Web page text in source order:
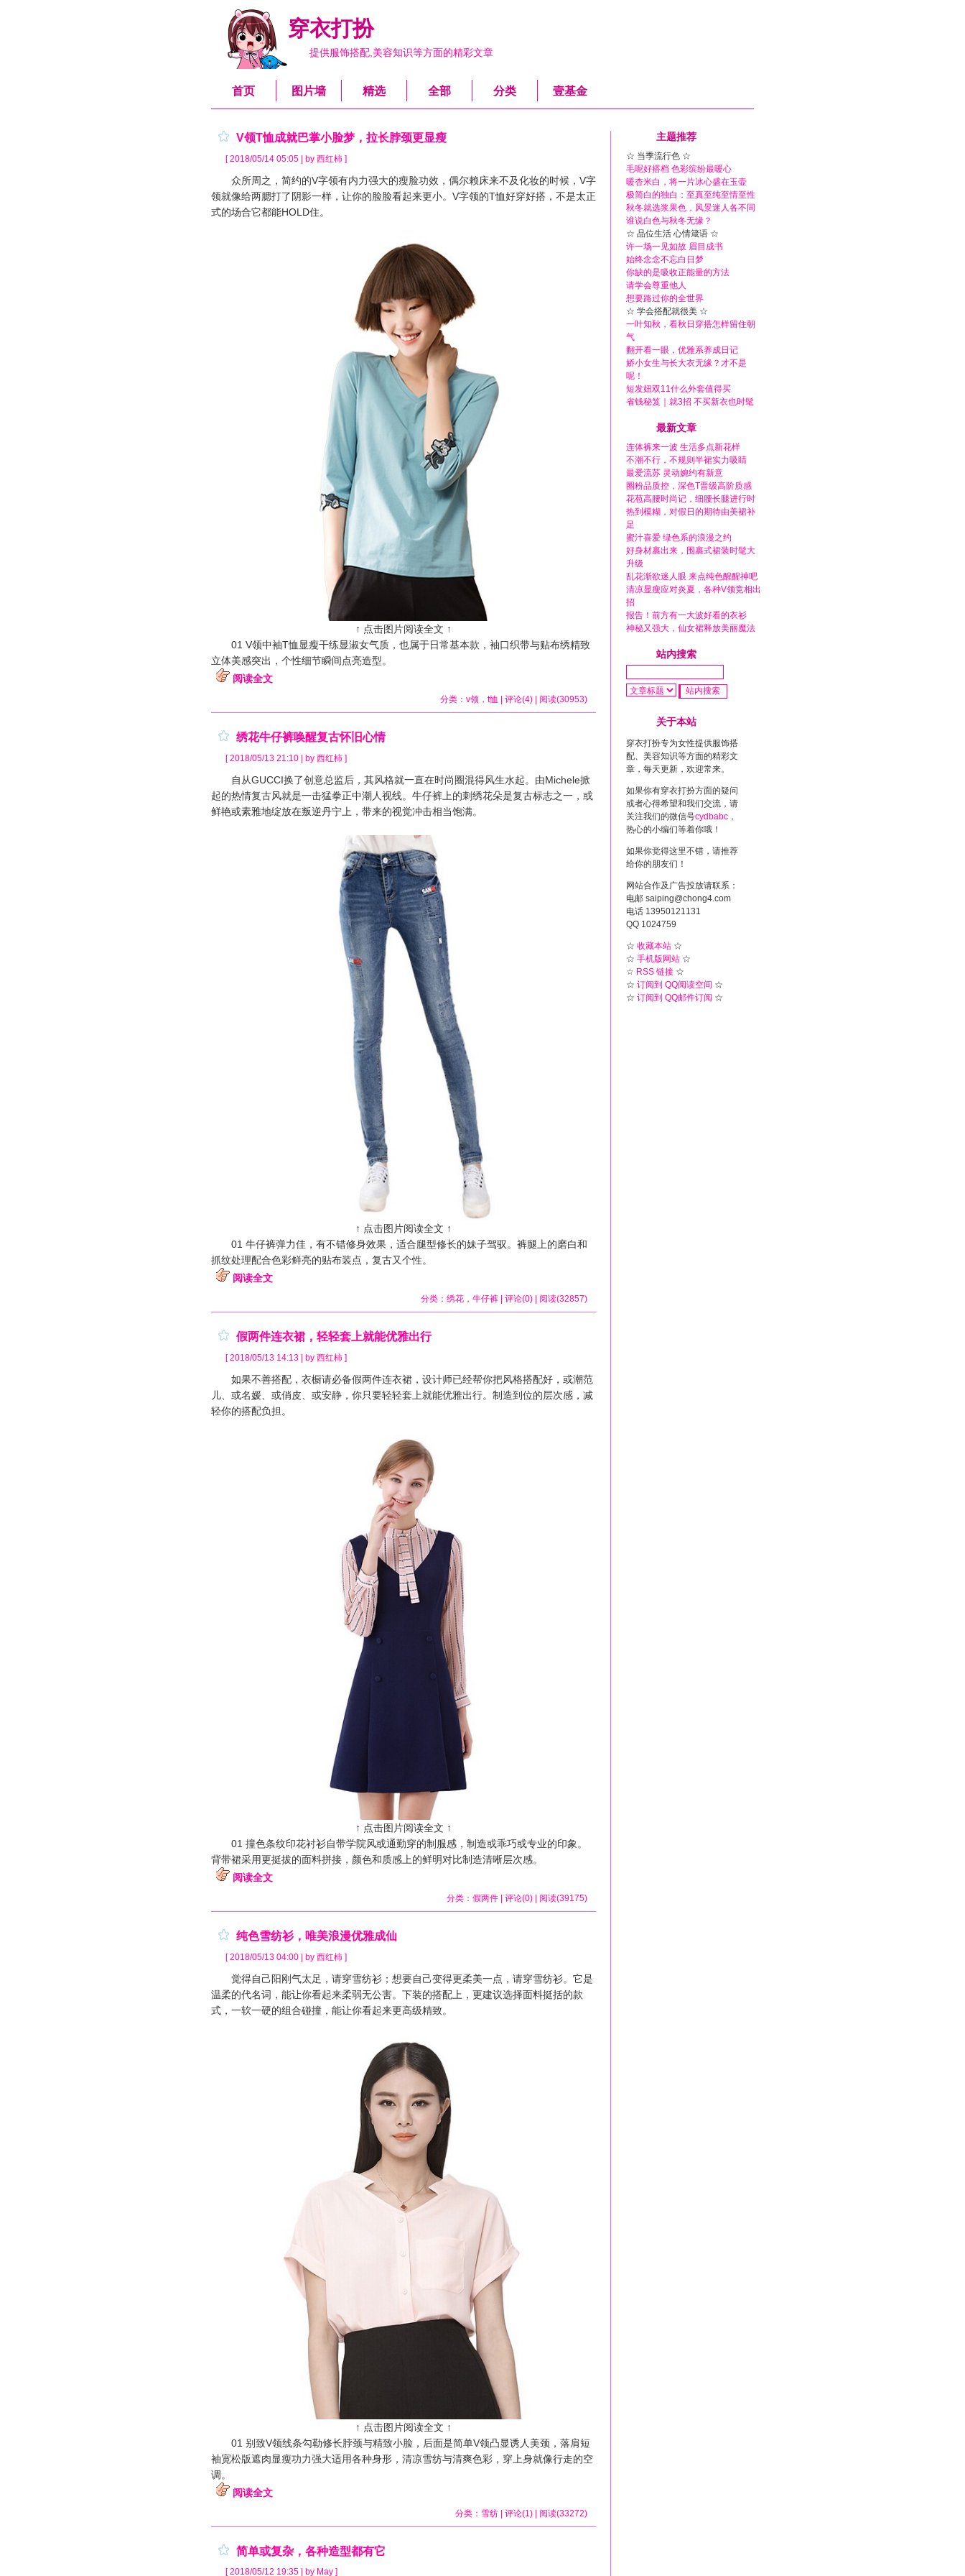
穿衣打扮
提供服饰搭配,美容知识等方面的精彩文章
首页 图片墙 精选 全部 分类 壹基金
V领T恤成就巴掌小脸梦，拉长脖颈更显瘦
[ 2018/05/14 05:05 | by 西红柿 ]
众所周之，简约的V字领有内力强大的瘦脸功效，偶尔赖床来不及化妆的时候，V字
领就像给两腮打了阴影一样，让你的脸脸看起来更小。V字领的T恤好穿好搭，不是太正
式的场合它都能HOLD住。
↑ 点击图片阅读全文 ↑
01 V领中袖T恤显瘦干练显淑女气质，也属于日常基本款，袖口织带与贴布绣精致
立体美感突出，个性细节瞬间点亮造型。
阅读全文
分类： v领 ， t恤 | 评论(4) | 阅读(30953)
绣花牛仔裤唤醒复古怀旧心情
[ 2018/05/13 21:10 | by 西红柿 ]
自从GUCCI换了创意总监后，其风格就一直在时尚圈混得风生水起。由Michele掀
起的热情复古风就是一击猛拳正中潮人视线。牛仔裤上的刺绣花朵是复古标志之一，或
鲜艳或素雅地绽放在叛逆丹宁上，带来的视觉冲击相当饱满。
↑ 点击图片阅读全文 ↑
01 牛仔裤弹力佳，有不错修身效果，适合腿型修长的妹子驾驭。裤腿上的磨白和
抓纹处理配合色彩鲜亮的贴布装点，复古又个性。
阅读全文
分类： 绣花 ， 牛仔裤 | 评论(0) | 阅读(32857)
假两件连衣裙，轻轻套上就能优雅出行
[ 2018/05/13 14:13 | by 西红柿 ]
如果不善搭配，衣橱请必备假两件连衣裙，设计师已经帮你把风格搭配好，或潮范
儿、或名媛、或俏皮、或安静，你只要轻轻套上就能优雅出行。制造到位的层次感，减
轻你的搭配负担。
↑ 点击图片阅读全文 ↑
01 撞色条纹印花衬衫自带学院风或通勤穿的制服感，制造或乖巧或专业的印象。
背带裙采用更挺拔的面料拼接，颜色和质感上的鲜明对比制造清晰层次感。
阅读全文
分类： 假两件 | 评论(0) | 阅读(39175)
纯色雪纺衫，唯美浪漫优雅成仙
[ 2018/05/13 04:00 | by 西红柿 ]
觉得自己阳刚气太足，请穿雪纺衫；想要自己变得更柔美一点，请穿雪纺衫。它是
温柔的代名词，能让你看起来柔弱无公害。下装的搭配上，更建议选择面料挺括的款
式，一软一硬的组合碰撞，能让你看起来更高级精致。
↑ 点击图片阅读全文 ↑
01 别致V领线条勾勒修长脖颈与精致小脸，后面是简单V领凸显诱人美颈，落肩短
袖宽松版遮肉显瘦功力强大适用各种身形，清凉雪纺与清爽色彩，穿上身就像行走的空
调。
阅读全文
分类： 雪纺 | 评论(1) | 阅读(33272)
简单或复杂，各种造型都有它
[ 2018/05/12 19:35 | by May ]
主题推荐
☆ 当季流行色 ☆
毛呢好搭档 色彩缤纷最暖心
暖杏米白，将一片冰心盛在玉壶
极简白的独白：至真至纯至情至性
秋冬就选浆果色，风景迷人各不同
谁说白色与秋冬无缘？
☆ 品位生活 心情箴语 ☆
许一场一见如故 眉目成书
始终念念不忘白日梦
你缺的是吸收正能量的方法
请学会尊重他人
想要路过你的全世界
☆ 学会搭配就很美 ☆
一叶知秋，看秋日穿搭怎样留住朝
气
翻开看一眼，优雅系养成日记
娇小女生与长大衣无缘？才不是
呢！
短发妞双11什么外套值得买
省钱秘笈｜就3招 不买新衣也时髦
最新文章
连体裤来一波 生活多点新花样
不潮不行，不规则半裙实力吸睛
最爱流苏 灵动婉约有新意
圈粉品质控，深色T晋级高阶质感
花苞高腰时尚记，细腰长腿进行时
热到模糊，对假日的期待由美裙补
足
蜜汁喜爱 绿色系的浪漫之约
好身材裹出来，围裹式裙装时髦大
升级
乱花渐欲迷人眼 来点纯色醒醒神吧
清凉显瘦应对炎夏，各种V领竞相出
招
报告！前方有一大波好看的衣衫
神秘又强大，仙女裙释放美丽魔法
站内搜索
关于本站
穿衣打扮专为女性提供服饰搭
配、美容知识等方面的精彩文
章，每天更新，欢迎常来。
如果你有穿衣打扮方面的疑问
或者心得希望和我们交流，请
关注我们的微信号cydbabc ，
热心的小编们等着你哦！
如果你觉得这里不错，请推荐
给你的朋友们！
网站合作及广告投放请联系：
电邮 saiping@chong4.com
电话 13950121131
QQ 1024759
☆ 收藏本站 ☆
☆ 手机版网站 ☆
☆ RSS 链接 ☆
☆ 订阅到 QQ阅读空间 ☆
☆ 订阅到 QQ邮件订阅 ☆